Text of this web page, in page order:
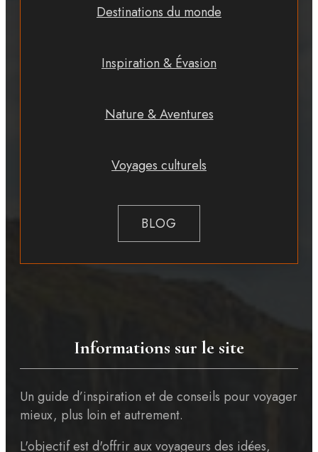
Informations sur le site
Un guide d’inspiration et de conseils pour voyager
mieux, plus loin et autrement.
L'objectif est d'offrir aux voyageurs des idées,
Destinations du monde
Inspiration & Évasion
Nature & Aventures
Voyages culturels
BLOG